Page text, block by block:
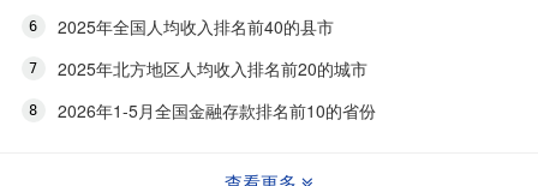
2025年全国人均收入排名前40的县市
2025年北方地区人均收入排名前20的城市
2026年1-5月全国金融存款排名前10的省份